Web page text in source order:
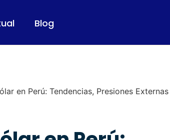
Blog
en Perú: Tendencias, Presiones Externas